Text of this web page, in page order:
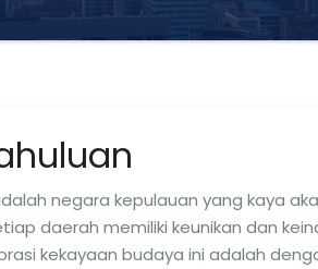
negara kepulauan yang kaya
daerah memiliki keunikan dan
kekayaan budaya ini adalah